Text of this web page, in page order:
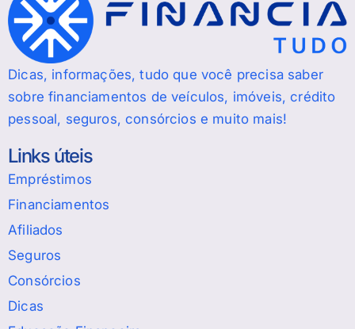
Dicas, informações, tudo que você precisa saber
sobre financiamentos de veículos, imóveis, crédito
pessoal, seguros, consórcios e muito mais!
Links úteis
Empréstimos
Financiamentos
Afiliados
Seguros
Consórcios
Dicas